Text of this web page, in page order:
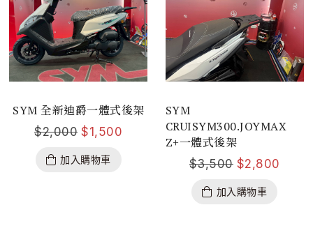
SYM 全新迪爵一體式後架
$2,000 $1,500
加入購物車
SYM
CRUISYM300.JOYMAX
Z+一體式後架
$3,500 $2,800
加入購物車